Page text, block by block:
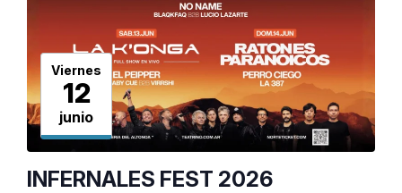
Viernes
12
junio
INFERNALES FEST 2026